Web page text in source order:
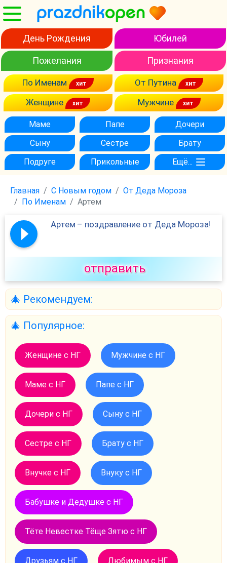
День Рождения Юбилей
Пожелания Признания
По Именам
От Путина
Женщине
Мужчине
Маме Папе
Дочери
Сыну
Сестре
Брату
Подруге
Прикольные Ещё...
Главная С Новым годом
От Деда Мороза
По Именам
Артем
Артем – поздравление от Деда Мороза!
отправить
🎄 Рекомендуем:
🎄 Популярное:
Женщине с НГ Мужчине с НГ
Маме с НГ Папе с НГ
Дочери с НГ Сыну с НГ
Сестре с НГ Брату с НГ
Внучке с НГ Внуку с НГ
Бабушке и Дедушке с НГ
Тёте Невестке Тёще Зятю с НГ
Друзьям с НГ Любимым с НГ